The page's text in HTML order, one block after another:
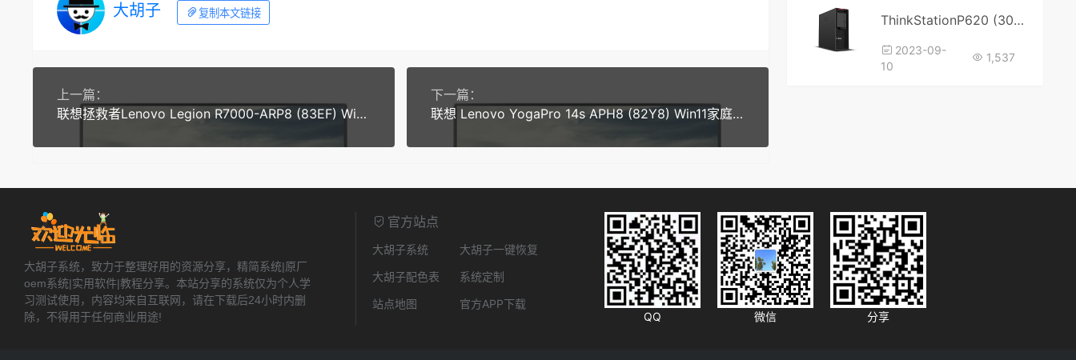
大胡子 复制本文链接
上一篇：
联想拯救者Lenovo Legion R7000-ARP8 (83EF) Win11家庭中文版 原厂oem系统
下一篇：
联想 Lenovo YogaPro 14s APH8 (82Y8) Win11家庭中文版 原厂oem系统
ThinkStationP620 (30E0,30E1) 联想工作站 Win10专业版 简体中文版 原厂oem系统
2023-09-
10
1,537
大胡子系统，致力于整理好用的资源分享，精简系统|原厂
oem系统|实用软件|教程分享。本站分享的系统仅为个人学
习测试使用，内容均来自互联网，请在下载后24小时内删
除，不得用于任何商业用途!
官方站点
大胡子系统
大胡子一键恢复
大胡子配色表
系统定制
站点地图
官方APP下载
QQ
微信 分享